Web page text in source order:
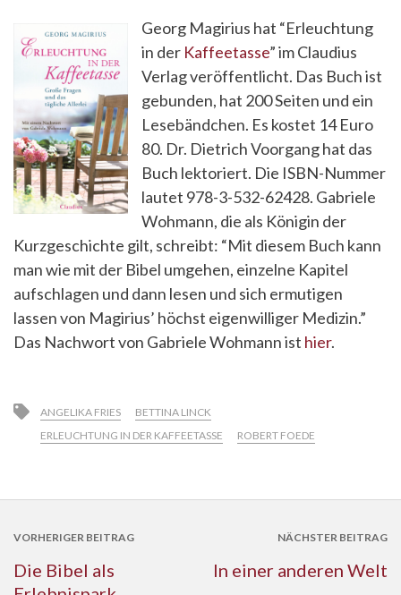
Georg Magirius hat “Erleuchtung
in der Kaffeetasse” im Claudius
Verlag veröffentlicht. Das Buch ist
gebunden, hat 200 Seiten und ein
Lesebändchen. Es kostet 14 Euro
80. Dr. Dietrich Voorgang hat das
Buch lektoriert. Die ISBN-Nummer
lautet 978-3-532-62428. Gabriele
Wohmann, die als Königin der
Kurzgeschichte gilt, schreibt: “Mit diesem Buch kann
man wie mit der Bibel umgehen, einzelne Kapitel
aufschlagen und dann lesen und sich ermutigen
lassen von Magirius’ höchst eigenwilliger Medizin.”
Das Nachwort von Gabriele Wohmann ist hier.
ANGELIKA FRIES
BETTINA LINCK
ERLEUCHTUNG IN DER KAFFEETASSE
ROBERT FOEDE
VORHERIGER BEITRAG
Die Bibel als
NÄCHSTER BEITRAG
In einer anderen Welt